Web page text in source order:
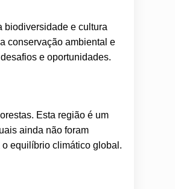
biodiversidade e cultura
conservação ambiental e
e oportunidades.
Esta região é um
ainda não foram
equilíbrio climático global.